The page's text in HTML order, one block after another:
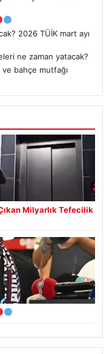
2026 TÜİK mart ayı
ne zaman yatacak?
ve bahçe mutfağı
Milyarlık Tefecilik